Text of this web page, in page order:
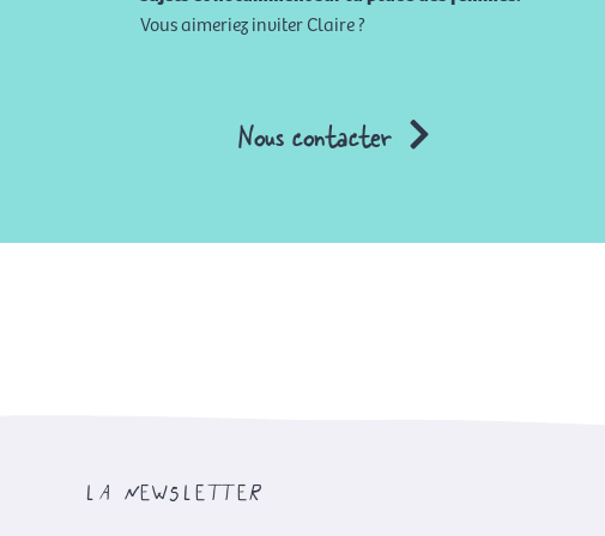
Vous aimeriez inviter Claire ?
Nous contacter
la newsletter